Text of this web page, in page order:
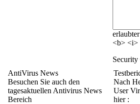
<b> <i>
Security
AntiVirus News
Besuchen Sie auch den
tagesaktuellen Antivirus News
Bereich
Nach
User
hier :